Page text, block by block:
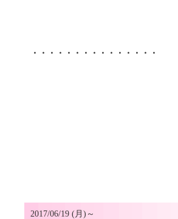
・・・・・・・・・・・・・・・
2017/06/19 (月)～